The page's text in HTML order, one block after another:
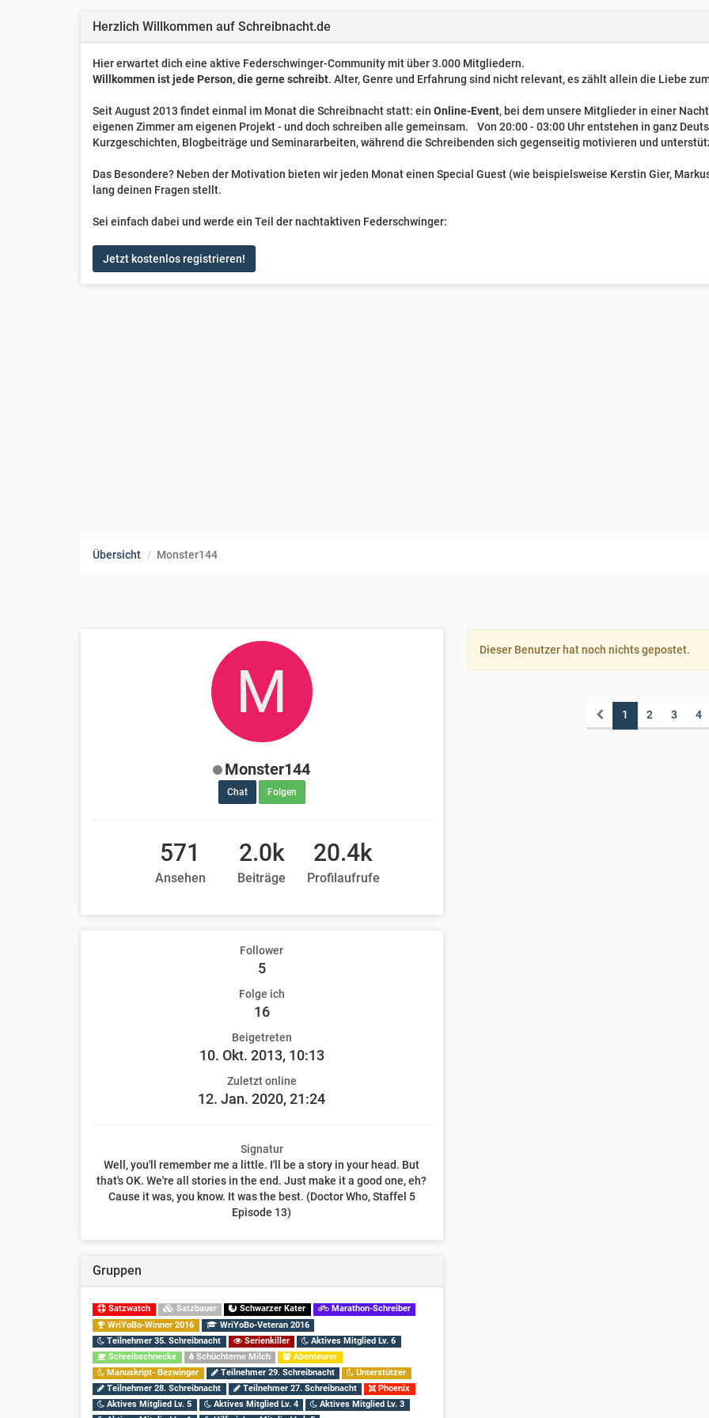
Herzlich Willkommen auf Schreibnacht.de
Hier erwartet dich eine aktive Federschwinger-Community mit über 3.000 Mitgliedern.
Willkommen ist jede Person, die gerne schreibt. Alter, Genre und Erfahrung sind nicht relevant, es zählt allein die Liebe
Seit August 2013 findet einmal im Monat die Schreibnacht statt: ein Online-Event, bei dem unsere Mitglieder in einer
eigenen Zimmer am eigenen Projekt - und doch schreiben alle gemeinsam. Von 20:00 - 03:00 Uhr entstehen in ganz
Kurzgeschichten, Blogbeiträge und Seminararbeiten, während die Schreibenden sich gegenseitig motivieren und
Das Besondere? Neben der Motivation bieten wir jeden Monat einen Special Guest (wie beispielsweise Kerstin Gier,
lang deinen Fragen stellt.
Sei einfach dabei und werde ein Teil der nachtaktiven Federschwinger:
Jetzt kostenlos registrieren!
Übersicht Monster144
M
Monster144
Chat Folgen
571
Ansehen
2.0k
Beiträge
20.4k
Profilaufrufe
Follower
5
Folge ich
16
Beigetreten
10. Okt. 2013, 10:13
Zuletzt online
12. Jan. 2020, 21:24
Signatur
Well, you'll remember me a little. I'll be a story in your head. But
that's OK. We're all stories in the end. Just make it a good one, eh?
Cause it was, you know. It was the best. (Doctor Who, Staffel 5
Episode 13)
Gruppen
Satzwatch Satzbauer Schwarzer Kater
Marathon-Schreiber
WriYoBo-Winner 2016
WriYoBo-Veteran 2016
Teilnehmer 35. Schreibnacht
Serienkiller
Aktives Mitglied Lv. 6
Schreibschnecke
Schüchterne Milch
Abenteurer
Manuskript- Bezwinger
Teilnehmer 29. Schreibnacht
Unterstützer
Teilnehmer 28. Schreibnacht
Teilnehmer 27. Schreibnacht
Phoenix
Aktives Mitglied Lv. 5
Aktives Mitglied Lv. 4
Aktives Mitglied Lv. 3
Dieser Benutzer hat noch nichts gepostet.
1 2 3 4